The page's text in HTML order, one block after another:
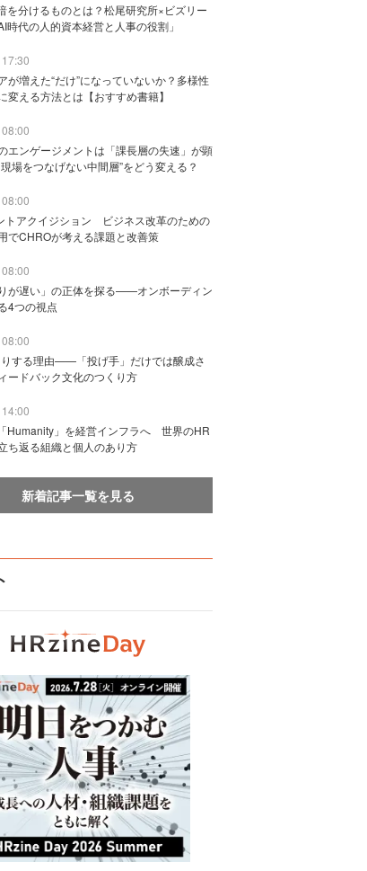
を分けるものとは？松尾研究所×ビズリー
時代の人的資本経営と人事の役割」
が増えた“だけ”になっていないか？多様性
変える方法とは【おすすめ書籍】
エンゲージメントは「課長層の失速」が顕
場をつなげない中間層”をどう変える？
トアクイジション ビジネス改革のための
でCHROが考える課題と改善策
りが遅い」の正体を探る——オンボーディン
4つの視点
する理由——「投げ手」だけでは醸成さ
ードバック文化のつくり方
Humanity」を経営インフラへ 世界のHR
ち返る組織と個人のあり方
新着記事一覧を見る